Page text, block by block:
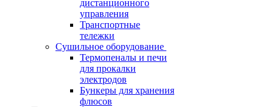
дистанционного
управления
Транспортные
тележки
Сушильное оборудование
Термопеналы и печи
для прокалки
электродов
Бункеры для хранения
флюсов